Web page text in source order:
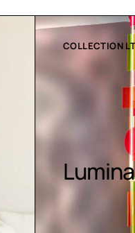
COLLECTION LT
Luminaires